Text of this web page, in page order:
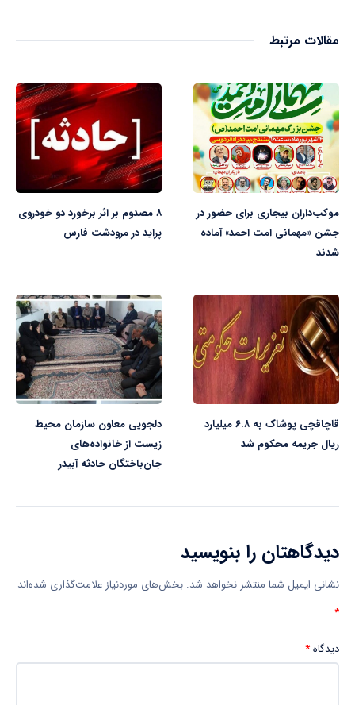
مقالات مرتبط
موکب‌داران بیجاری برای حضور در
جشن «مهمانی امت احمد» آماده
شدند
۸ مصدوم بر اثر برخورد دو خودروی
پراید در مرودشت فارس
قاچاقچی پوشاک به ۶.۸ میلیارد
ریال جریمه محکوم شد
دلجویی معاون سازمان محیط
زیست از خانواده‌های
جان‌باختگان حادثه آبیدر
دیدگاهتان را بنویسید
نشانی ایمیل شما منتشر نخواهد شد. بخش‌های موردنیاز علامت‌گذاری شده‌اند
*
دیدگاه*